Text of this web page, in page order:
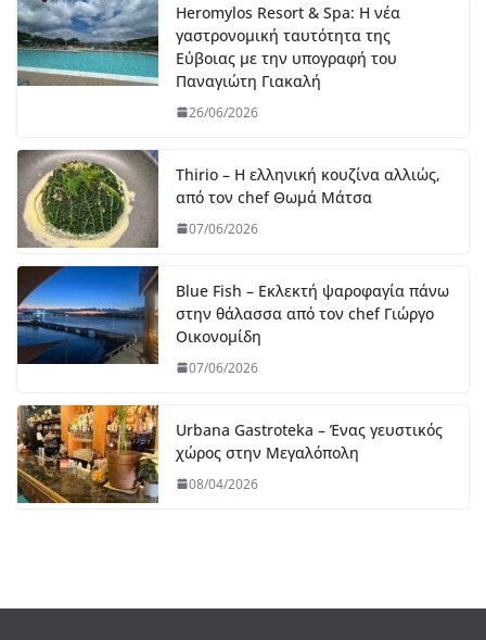
Heromylos Resort & Spa: Η νέα
γαστρονομική ταυτότητα της
Εύβοιας με την υπογραφή του
Παναγιώτη Γιακαλή
26/06/2026
Thirio – Η ελληνική κουζίνα αλλιώς,
από τον chef Θωμά Μάτσα
07/06/2026
Blue Fish – Εκλεκτή ψαροφαγία πάνω
στην θάλασσα από τον chef Γιώργο
Οικονομίδη
07/06/2026
Urbana Gastroteka – Ένας γευστικός
χώρος στην Μεγαλόπολη
08/04/2026